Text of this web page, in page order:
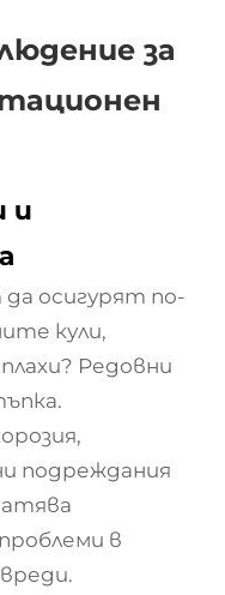
за
и
осигурят по-
кули,
Редовни
подреждания
в